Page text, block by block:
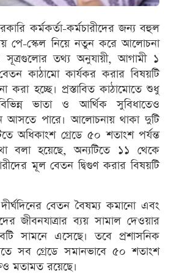
কর্মকর্তা-কর্মচারীদের জন্য বহুল
পে-স্কেল নিয়ে নতুন করে আলোচনা
সূত্রগুলোর তথ্য অনুযায়ী, আগামী ১
কাঠামো কার্যকর করার বিষয়টি
করা হচ্ছে। প্রস্তাবিত কাঠামোতে শুধু
ভাতা ও আর্থিক সুবিধাতেও
আসতে পারে। আলোচনায় থাকা দুটি
অধিকাংশ গ্রেডে ৫০ শতাংশ পর্যন্ত
বলা হয়েছে, অন্যটিতে ১১ থেকে
মূল বেতন দ্বিগুণ করার বিষয়টি
দীর্ঘদিনের বেতন বৈষম্য কমানো এবং
জীবনযাত্রার ব্যয় সামাল দেওয়ার
সামনে এসেছে। তবে প্রশাসনিক
সব গ্রেডে সমানভাবে ৫০ শতাংশ
মতামত রয়েছে।